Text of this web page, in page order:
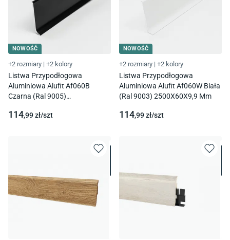
NOWOŚĆ
+2 rozmiary | +2 kolory
Listwa Przypodłogowa
Aluminiowa Alufit Af060B
Czarna (Ral 9005)
114,99zł/szt
NOWOŚĆ
+2 rozmiary | +2 kolory
Listwa Przypodłogowa
Aluminiowa Alufit Af060W Biała
(Ral 9003) 2500X60X9,9 Mm
114,99zł/szt